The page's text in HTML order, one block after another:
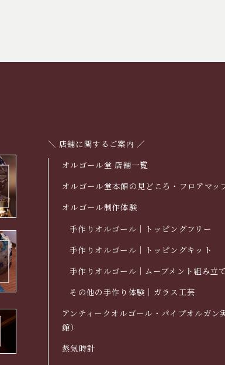
＼ 店舗に関するご案内 ／
オルゴール堂 店舗一覧
オルゴール堂本館の見どころ・フロアマッ
オルゴール制作体験
手作りオルゴール｜トッピングフリー
手作りオルゴール｜トッピングキット
手作りオルゴール｜ムーブメント組み立て
その他の手作り体験｜ガラス工芸
アンティークオルゴール・パイプオルガン
館）
蒸気時計